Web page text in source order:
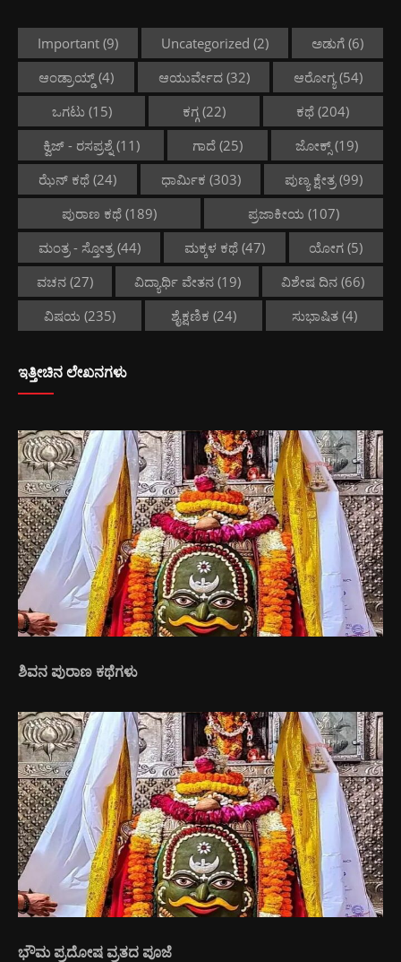
Important (9) Uncategorized (2) ಅಡುಗೆ (6)
ಆಂಡ್ರಾಯ್ಡ್(4) ಆಯುರ್ವೇದ(32) ಆರೋಗ್ಯ(54)
ಒಗಟು(15) ಕಗ್ಗ(22) ಕಥೆ (204)
ಕ್ವಿಜ್ - ರಸಪ್ರಶ್ನೆ(11) ಗಾದೆ(25) ಜೋಕ್ಸ್(19)
ಝೆನ್ ಕಥೆ(24) ಧಾರ್ಮಿಕ (303) ಪುಣ್ಯ ಕ್ಷೇತ್ರ(99)
ಪುರಾಣ ಕಥೆ (189) ಪ್ರಜಾಕೀಯ (107)
ಮಂತ್ರ - ಸ್ತೋತ್ರ(44) ಮಕ್ಕಳ ಕಥೆ(47) ಯೋಗ (5)
ವಚನ(27) ವಿದ್ಯಾರ್ಥಿ ವೇತನ(19) ವಿಶೇಷ ದಿನ (66)
ವಿಷಯ (235) ಶೈಕ್ಷಣಿಕ (24) ಸುಭಾಷಿತ (4)
ಇತ್ತೀಚಿನ ಲೇಖನಗಳು
ಶಿವನ ಪುರಾಣ ಕಥೆಗಳು
ಭೌಮ ಪ್ರದೋಷ ವ್ರತದ ಪೂಜೆ